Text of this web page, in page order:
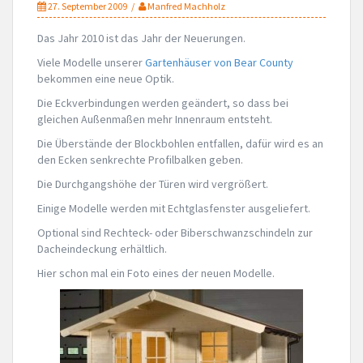
27. September 2009 Manfred Machholz
Das Jahr 2010 ist das Jahr der Neuerungen.
Viele Modelle unsererGartenhäuser von Bear County
bekommen eine neue Optik.
Die Eckverbindungen werden geändert, so dass bei
gleichen Außenmaßen mehr Innenraum entsteht.
Die Überstände der Blockbohlen entfallen, dafür wird es an
den Ecken senkrechte Profilbalken geben.
Die Durchgangshöhe der Türen wird vergrößert.
Einige Modelle werden mit Echtglasfenster ausgeliefert.
Optional sind Rechteck- oder Biberschwanzschindeln zur
Dacheindeckung erhältlich.
Hier schon mal ein Foto eines der neuen Modelle.